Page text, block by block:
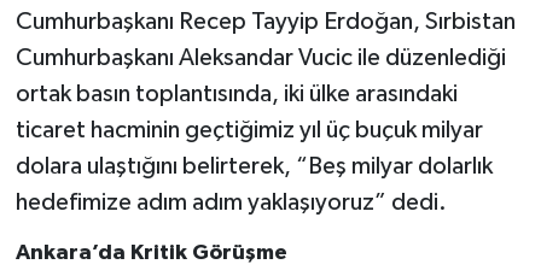
Cumhurbaşkanı Recep Tayyip Erdoğan, Sırbistan
Cumhurbaşkanı Aleksandar Vucic ile düzenlediği
ortak basın toplantısında, iki ülke arasındaki
ticaret hacminin geçtiğimiz yıl üç buçuk milyar
dolara ulaştığını belirterek, “Beş milyar dolarlık
hedefimize adım adım yaklaşıyoruz” dedi.
Ankara’da Kritik Görüşme